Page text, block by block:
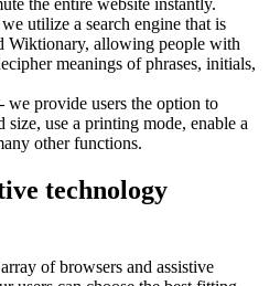
utilize a search engine that is
Wiktionary, allowing people with
meanings of phrases, initials,
we provide users the option to
size, use a printing mode, enable a
other functions.
technology
of browsers and assistive